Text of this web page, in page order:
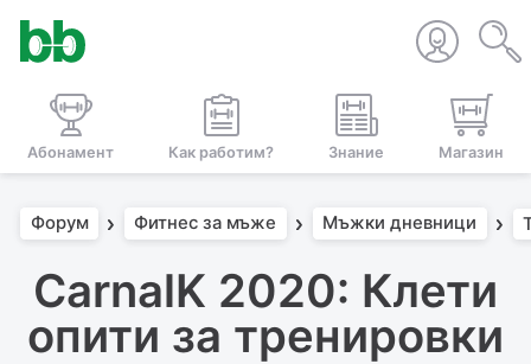
Абонамент Как работим? Знание Магазин
Форум Фитнес за мъже Мъжки дневници
CarnalK 2020: Клети
опити за тренировки